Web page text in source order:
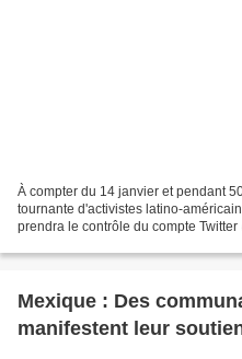
À compter du 14 janvier et pendant
tournante d'activistes latino-
prendra le contrôle du compte
Mexique : Des
manifestent leur